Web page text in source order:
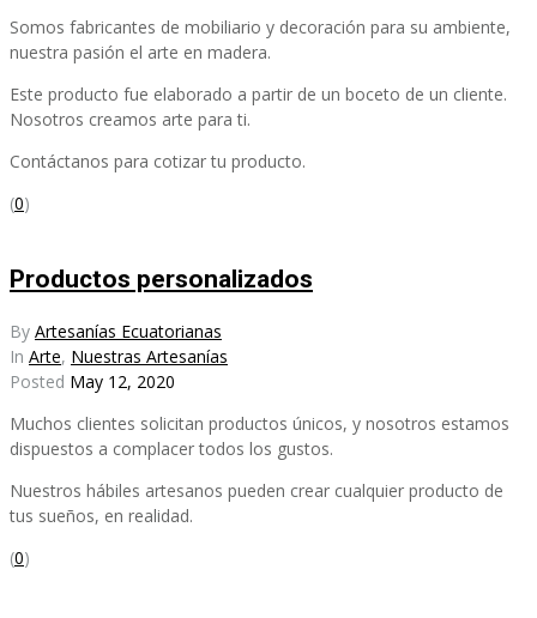
Somos fabricantes de mobiliario y decoración para su ambiente,
nuestra pasión el arte en madera.
Este producto fue elaborado a partir de un boceto de un cliente.
Nosotros creamos arte para ti.
Contáctanos para cotizar tu producto.
(0)
Productos personalizados
By Artesanías Ecuatorianas
In Arte, Nuestras Artesanías
Posted May 12, 2020
Muchos clientes solicitan productos únicos, y nosotros estamos
dispuestos a complacer todos los gustos.
Nuestros hábiles artesanos pueden crear cualquier producto de
tus sueños, en realidad.
(0)